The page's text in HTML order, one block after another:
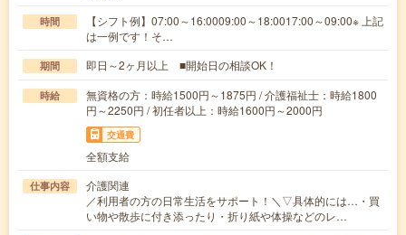
時間
【シフト例】07:00～16:0009:00～18:0017:00～09:00※ 上記
は一例です！そ…
期間 即日～2ヶ月以上 ■開始日の相談OK！
時給
無資格の方：時給1500円～1875円 / 介護福祉士：時給1800
円～2250円 / 初任者以上：時給1600円～2000円
交通費
全額支給
仕事内容
介護関連
／利用者の方の日常生活をサポート！＼▽具体的には…・買
い物や散歩に付き添ったり・折り紙や体操などのレ…